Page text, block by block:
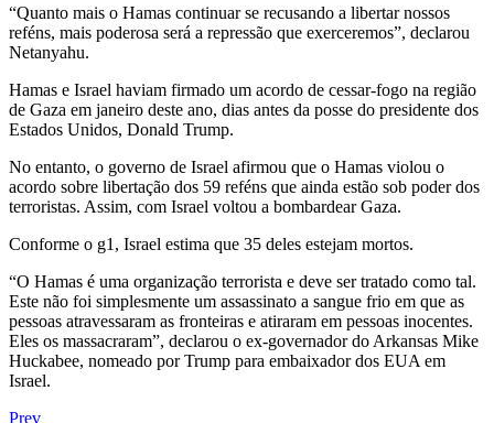
“Quanto mais o Hamas continuar se recusando a libertar nossos
reféns, mais poderosa será a repressão que exerceremos”, declarou
Netanyahu.
Hamas e Israel haviam firmado um acordo de cessar-fogo na região
de Gaza em janeiro deste ano, dias antes da posse do presidente dos
Estados Unidos, Donald Trump.
No entanto, o governo de Israel afirmou que o Hamas violou o
acordo sobre libertação dos 59 reféns que ainda estão sob poder dos
terroristas. Assim, com Israel voltou a bombardear Gaza.
Conforme o g1, Israel estima que 35 deles estejam mortos.
“O Hamas é uma organização terrorista e deve ser tratado como tal.
Este não foi simplesmente um assassinato a sangue frio em que as
pessoas atravessaram as fronteiras e atiraram em pessoas inocentes.
Eles os massacraram”, declarou o ex-governador do Arkansas Mike
Huckabee, nomeado por Trump para embaixador dos EUA em
Israel.
Prev